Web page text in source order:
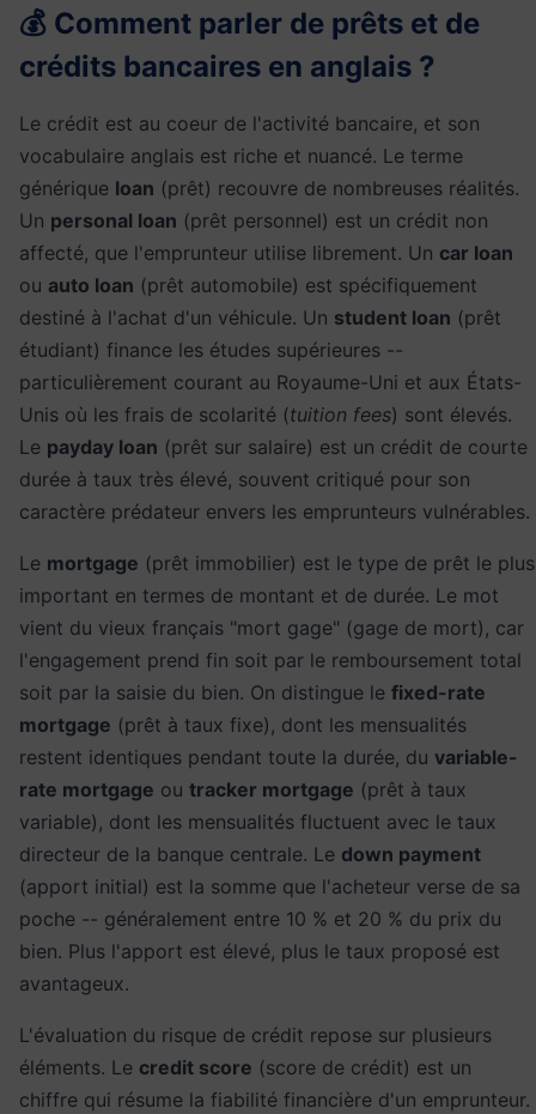
💰 Comment parler de prêts et de
crédits bancaires en anglais ?
Le crédit est au coeur de l'activité bancaire, et son
vocabulaire anglais est riche et nuancé. Le terme
générique loan (prêt) recouvre de nombreuses réalités.
Un personal loan (prêt personnel) est un crédit non
affecté, que l'emprunteur utilise librement. Un car loan
ou auto loan (prêt automobile) est spécifiquement
destiné à l'achat d'un véhicule. Un student loan (prêt
étudiant) finance les études supérieures --
particulièrement courant au Royaume-Uni et aux États-
Unis où les frais de scolarité (tuition fees) sont élevés.
Le payday loan (prêt sur salaire) est un crédit de courte
durée à taux très élevé, souvent critiqué pour son
caractère prédateur envers les emprunteurs vulnérables.
Le mortgage (prêt immobilier) est le type de prêt le plus
important en termes de montant et de durée. Le mot
vient du vieux français "mort gage" (gage de mort), car
l'engagement prend fin soit par le remboursement total
soit par la saisie du bien. On distingue le fixed-rate
mortgage (prêt à taux fixe), dont les mensualités
restent identiques pendant toute la durée, du variable-
rate mortgage ou tracker mortgage (prêt à taux
variable), dont les mensualités fluctuent avec le taux
directeur de la banque centrale. Le down payment
(apport initial) est la somme que l'acheteur verse de sa
poche -- généralement entre 10 % et 20 % du prix du
bien. Plus l'apport est élevé, plus le taux proposé est
avantageux.
L'évaluation du risque de crédit repose sur plusieurs
éléments. Le credit score (score de crédit) est un
chiffre qui résume la fiabilité financière d'un emprunteur.